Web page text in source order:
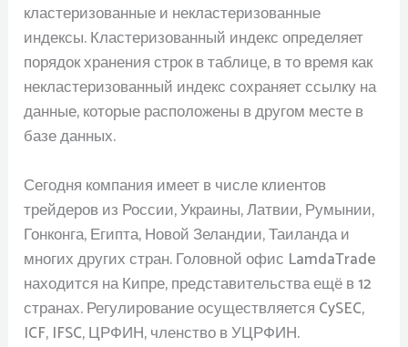
кластеризованные и некластеризованные
индексы. Кластеризованный индекс определяет
порядок хранения строк в таблице, в то время как
некластеризованный индекс сохраняет ссылку на
данные, которые расположены в другом месте в
базе данных.
Сегодня компания имеет в числе клиентов
трейдеров из России, Украины, Латвии, Румынии,
Гонконга, Египта, Новой Зеландии, Таиланда и
многих других стран. Головной офис LamdaTrade
находится на Кипре, представительства ещё в 12
странах. Регулирование осуществляется CySEC,
ICF, IFSC, ЦРФИН, членство в УЦРФИН.